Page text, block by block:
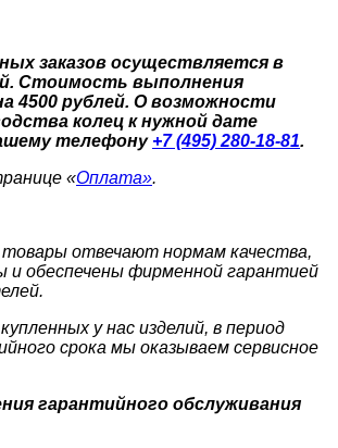
заказов осуществляется в
Стоимость выполнения
4500 рублей. О возможности
колец к нужной дате
телефону +7 (495) 280-18-81.
«Оплата».
отвечают нормам качества,
и обеспечены фирменной гарантией
у нас изделий, в период
срока мы оказываем сервисное
гарантийного обслуживания